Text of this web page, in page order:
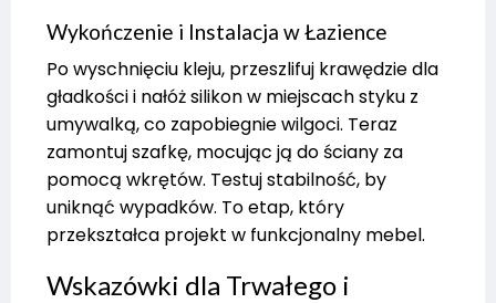
Wykończenie i Instalacja w Łazience
Po wyschnięciu kleju, przeszlifuj krawędzie dla
gładkości i nałóż silikon w miejscach styku z
umywalką, co zapobiegnie wilgoci. Teraz
zamontuj szafkę, mocując ją do ściany za
pomocą wkrętów. Testuj stabilność, by
uniknąć wypadków. To etap, który
przekształca projekt w funkcjonalny mebel.
Wskazówki dla Trwałego i